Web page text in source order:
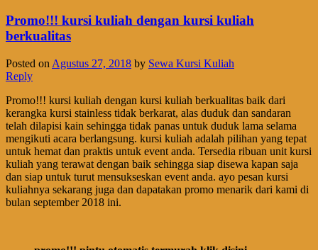
Promo!!! kursi kuliah dengan kursi kuliah
berkualitas
Posted on Agustus 27, 2018 by Sewa Kursi Kuliah
Reply
Promo!!! kursi kuliah dengan kursi kuliah berkualitas baik dari
kerangka kursi stainless tidak berkarat, alas duduk dan sandaran
telah dilapisi kain sehingga tidak panas untuk duduk lama selama
mengikuti acara berlangsung. kursi kuliah adalah pilihan yang tepat
untuk hemat dan praktis untuk event anda. Tersedia ribuan unit kursi
kuliah yang terawat dengan baik sehingga siap disewa kapan saja
dan siap untuk turut mensukseskan event anda. ayo pesan kursi
kuliahnya sekarang juga dan dapatakan promo menarik dari kami di
bulan september 2018 ini.